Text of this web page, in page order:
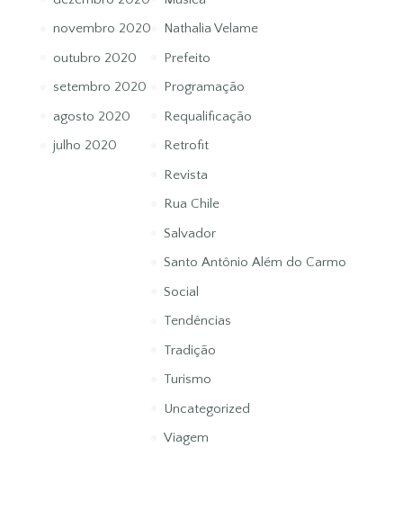
novembro 2020
outubro 2020
setembro 2020
agosto 2020
julho 2020
Nathalia Velame
Prefeito
Programação
Requalificação
Retrofit
Revista
Rua Chile
Salvador
Santo Antônio Além do Carmo
Social
Tendências
Tradição
Turismo
Uncategorized
Viagem